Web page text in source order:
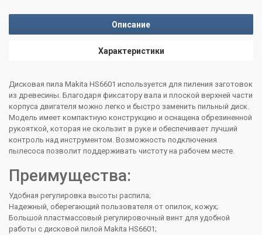
Описание
Характеристики
Дисковая пила Makita HS6601 используется для пиления заготовок
из древесины. Благодаря фиксатору вала и плоской верхней части
корпуса двигателя можно легко и быстро заменить пильный диск.
Модель имеет компактную конструкцию и оснащена обрезиненной
рукояткой, которая не скользит в руке и обеспечивает лучший
контроль над инструментом. Возможность подключения
пылесоса позволит поддерживать чистоту на рабочем месте.
Преимущества:
Удобная регулировка высоты распила;
Надежный, оберегающий пользователя от опилок, кожух;
Большой пластмассовый регулировочный винт для удобной
работы с дисковой пилой Makita HS6601;